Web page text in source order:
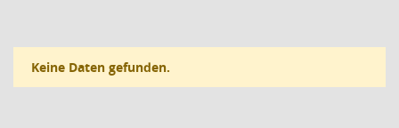
Keine Daten gefunden.